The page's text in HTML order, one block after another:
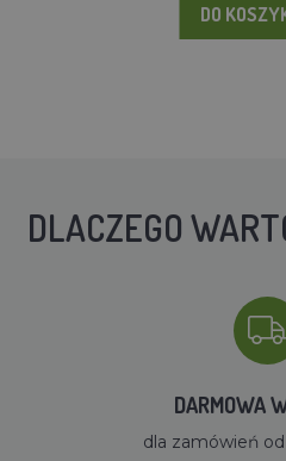
DO
DLACZEGO
DARMOWA
dla zamówień od